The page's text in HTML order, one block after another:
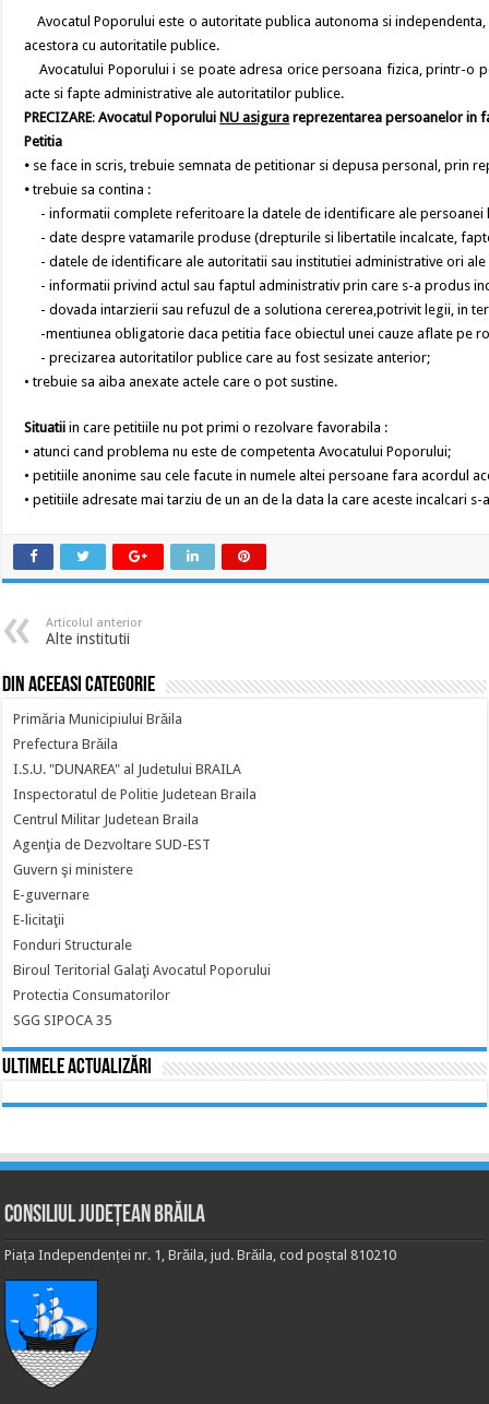
Avocatul Poporului este o autoritate publica autonoma si
acestora cu autoritatile publice.
Avocatului Poporului i se poate adresa orice persoana fizica, printr-o
acte si fapte administrative ale autoritatilor publice.
PRECIZARE:Avocatul Poporului NU asigura reprezentarea persoanelor
Petitia
• se face in scris, trebuie semnata de petitionar si depusa personal, prin
•trebuie sa contina :
- informatii complete referitoare la datele de identificare ale persoanei
- date despre vatamarile produse (drepturile si libertatile incalcate,
- datele de identificare ale autoritatii sau institutiei administrative ori ale
- informatii privind actul sau faptul administrativ prin care s-a produs
- dovada intarzierii sau refuzul de a solutiona cererea,potrivit legii, in
-mentiunea obligatorie daca petitia face obiectul unei cauze aflate pe
- precizarea autoritatilor publice care au fost sesizate anterior;
• trebuie sa aiba anexate actele care o pot sustine.
Situatii in care petitiile nu pot primi o rezolvare favorabila :
• atunci cand problema nu este de competenta Avocatului Poporului;
• petitiile anonime sau cele facute in numele altei persoane fara acordul
• petitiile adresate mai tarziu de un an de la data la care aceste incalcari
Articolul anterior
Alte institutii
Din aceeasi categorie
Primăria Municipiului Brăila
Prefectura Brăila
I.S.U. "DUNAREA" al Judetului BRAILA
Inspectoratul de Politie Judetean Braila
Centrul Militar Judetean Braila
Agenţia de Dezvoltare SUD-EST
Guvern şi ministere
E-guvernare
E-licitaţii
Fonduri Structurale
Biroul Teritorial Galaţi Avocatul Poporului
Protectia Consumatorilor
SGG SIPOCA 35
Ultimele actualizări
Consiliul Județean Brăila
Piața Independenței nr. 1, Brăila, jud. Brăila, cod poștal 810210